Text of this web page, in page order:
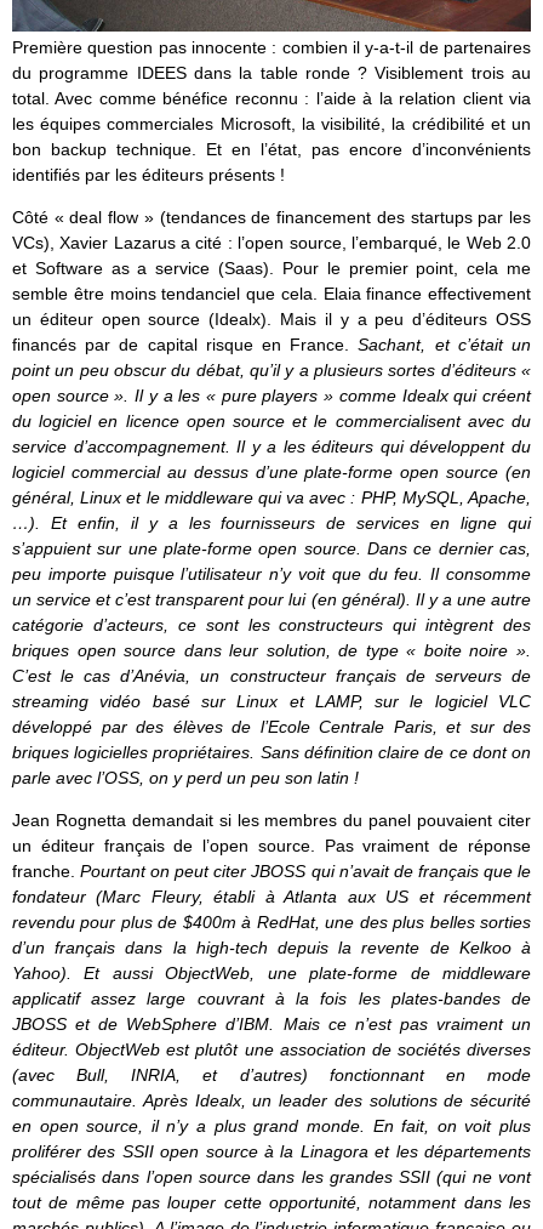
Première question pas innocente : combien il y-a-t-il de partenaires
du programme IDEES dans la table ronde ? Visiblement trois au
total. Avec comme bénéfice reconnu : l’aide à la relation client via
les équipes commerciales Microsoft, la visibilité, la crédibilité et un
bon backup technique. Et en l’état, pas encore d’inconvénients
identifiés par les éditeurs présents !
Côté « deal flow » (tendances de financement des startups par les
VCs), Xavier Lazarus a cité : l’open source, l’embarqué, le Web 2.0
et Software as a service (Saas). Pour le premier point, cela me
semble être moins tendanciel que cela. Elaia finance effectivement
un éditeur open source (Idealx). Mais il y a peu d’éditeurs OSS
financés par de capital risque en France.Sachant, et c’était un
point un peu obscur du débat, qu’il y a plusieurs sortes d’éditeurs «
open source ». Il y a les « pure players » comme Idealx qui créent
du logiciel en licence open source et le commercialisent avec du
service d’accompagnement. Il y a les éditeurs qui développent du
logiciel commercial au dessus d’une plate-forme open source (en
général, Linux et le middleware qui va avec : PHP, MySQL, Apache,
…). Et enfin, il y a les fournisseurs de services en ligne qui
s’appuient sur une plate-forme open source. Dans ce dernier cas,
peu importe puisque l’utilisateur n’y voit que du feu. Il consomme
un service et c’est transparent pour lui (en général). Il y a une autre
catégorie d’acteurs, ce sont les constructeurs qui intègrent des
briques open source dans leur solution, de type « boite noire ».
C’est le cas d’Anévia, un constructeur français de serveurs de
streaming vidéo basé sur Linux et LAMP, sur le logiciel VLC
développé par des élèves de l’Ecole Centrale Paris, et sur des
briques logicielles propriétaires. Sans définition claire de ce dont on
parle avec l’OSS, on y perd un peu son latin !
Jean Rognetta demandait si les membres du panel pouvaient citer
un éditeur français de l’open source. Pas vraiment de réponse
franche.Pourtant on peut citer JBOSS qui n’avait de français que le
fondateur (Marc Fleury, établi à Atlanta aux US et récemment
revendu pour plus de $400m à RedHat, une des plus belles sorties
d’un français dans la high-tech depuis la revente de Kelkoo à
Yahoo). Et aussi ObjectWeb, une plate-forme de middleware
applicatif assez large couvrant à la fois les plates-bandes de
JBOSS et de WebSphere d’IBM. Mais ce n’est pas vraiment un
éditeur. ObjectWeb est plutôt une association de sociétés diverses
(avec Bull, INRIA, et d’autres) fonctionnant en mode
communautaire. Après Idealx, un leader des solutions de sécurité
en open source, il n’y a plus grand monde. En fait, on voit plus
proliférer des SSII open source à la Linagora et les départements
spécialisés dans l’open source dans les grandes SSII (qui ne vont
tout de même pas louper cette opportunité, notamment dans les